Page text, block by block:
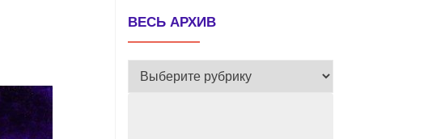
ВЕСЬ АРХИВ
ВЕСЬ